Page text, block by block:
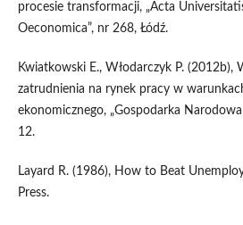
procesie transformacji, „Acta
Oeconomica”, nr 268, Łódź.
Kwiatkowski E., Włodarczyk P. (2012b),
zatrudnienia na rynek pracy w
ekonomicznego, „Gospodarka
12.
Layard R. (1986), How to Beat
Press.